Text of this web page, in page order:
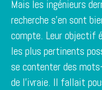
Mais les ingénieurs
recherche s’en sont
compte. Leur objectif
les plus pertinents
se contenter des
de l’ivraie. Il fallait